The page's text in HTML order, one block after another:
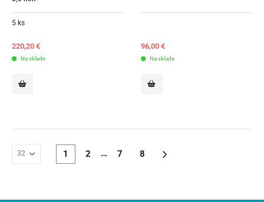
5 ks
220,20 €
Na sklade
96,00 €
Na sklade
1 2 … 7 8